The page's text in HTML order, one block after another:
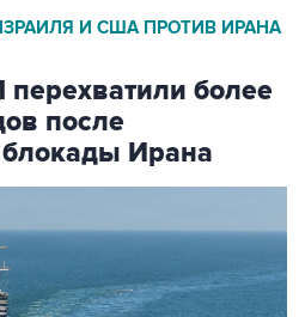
И США ПРОТИВ ИРАНА
более
после
Ирана